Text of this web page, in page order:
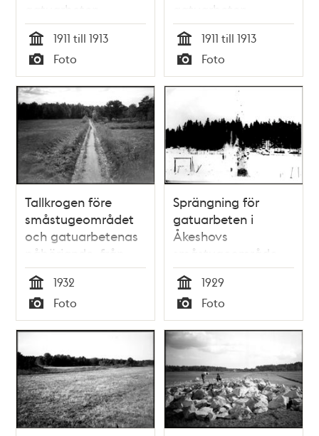
gatuarbeten,
läggning av asfalt
(?)
Tid
1911 till 1913
Typ
Foto
gatuarbeten,
läggning av asfalt
(?). I bakgr.
Rådmansgatan
västerut och Adolf
Fredriks Folkskola i
Tid
1911 till 1913
Typ
Foto
Tallkrogen före
småstugeområdet
och gatuarbetenas
påbörjande, från
centrum mot
sydväst
Tid
1932
Typ
Foto
Sprängning för
gatuarbeten i
Åkeshovs
småstugeområde.
Vintertid
Tid
1929
Typ
Foto